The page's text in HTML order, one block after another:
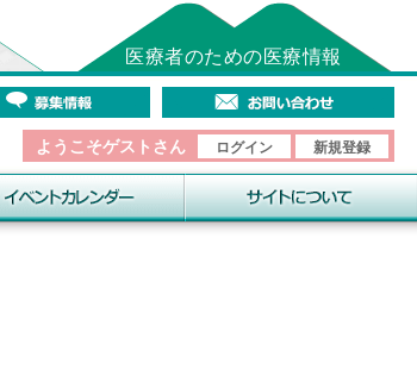
医療者のための医療情報
ようこそゲストさん ログイン 新規登録